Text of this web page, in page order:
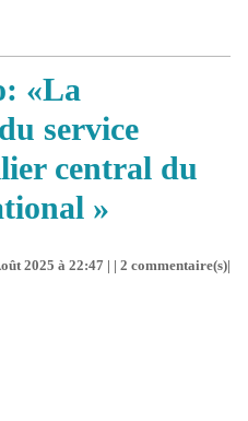
«La
service
central du
»
2025 à 22:47 | | 2 commentaire(s)|